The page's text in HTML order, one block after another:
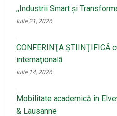
,,Industrii Smart și
Iulie 21, 2026
CONFERINŢA ŞTIINŢIFICĂ
internaţională
Iulie 14, 2026
Mobilitate academică în
& Lausanne